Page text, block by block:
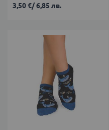
3,50 €/6,85 лв.